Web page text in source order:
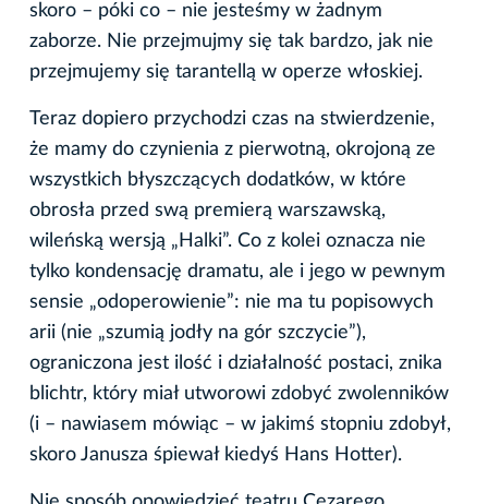
skoro – póki co – nie jesteśmy w żadnym
zaborze. Nie przejmujmy się tak bardzo, jak nie
przejmujemy się tarantellą w operze włoskiej.
Teraz dopiero przychodzi czas na stwierdzenie,
że mamy do czynienia z pierwotną, okrojoną ze
wszystkich błyszczących dodatków, w które
obrosła przed swą premierą warszawską,
wileńską wersją „Halki”. Co z kolei oznacza nie
tylko kondensację dramatu, ale i jego w pewnym
sensie „odoperowienie”: nie ma tu popisowych
arii (nie „szumią jodły na gór szczycie”),
ograniczona jest ilość i działalność postaci, znika
blichtr, który miał utworowi zdobyć zwolenników
(i – nawiasem mówiąc – w jakimś stopniu zdobył,
skoro Janusza śpiewał kiedyś Hans Hotter).